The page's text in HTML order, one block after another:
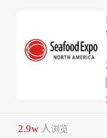
2.9w人 浏览